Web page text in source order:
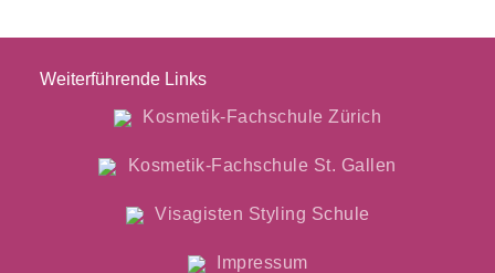
Weiterführende Links
Kosmetik-Fachschule Zürich
Kosmetik-Fachschule St. Gallen
Visagisten Styling Schule
Impressum